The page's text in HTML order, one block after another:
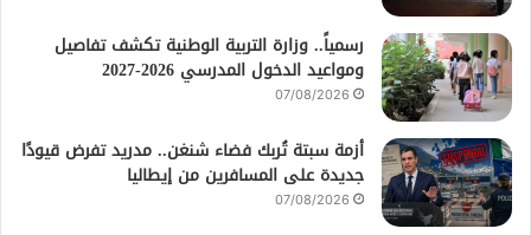
رسمياً.. وزارة التربية الوطنية تكشف تفاصيل
ومواعيد الدخول المدرسي 2026-2027
07/08/2026
أزمة سبتة تُربك فضاء شنغن.. مدريد تفرض قيودًا
جديدة على المسافرين من إيطاليا
07/08/2026